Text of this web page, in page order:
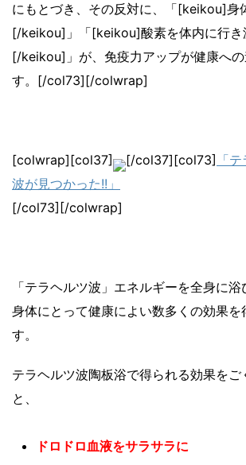
にもとづき、その反対に、「[keikou]身
[/keikou]」「[keikou]酸素を体内に行き
[/keikou]」が、免疫力アップが健康への
す。[/col73][/colwrap]
[colwrap][col37] [/col37][col73] 「
波が見つかった!!」
[/col73][/colwrap]
「テラヘルツ波」エネルギーを全身に浴
身体にとって健康によい数多くの効果を
す。
テラヘルツ波陶板浴で得られる効果をご
と、
ドロドロ血液をサラサラに